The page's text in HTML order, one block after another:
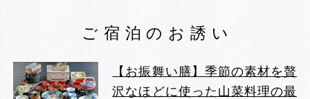
ご宿泊のお誘い
【お振舞い膳】季節の素材を贅
沢なほどに使った山菜料理の最